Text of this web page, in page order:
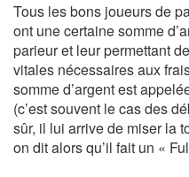
Tous les bons joueurs de
ont une certaine somme
parieur et leur permettant
vitales nécessaires aux
somme d’argent est
(c’est souvent le cas des
sûr, il lui arrive de miser la
on dit alors qu’il fait un «